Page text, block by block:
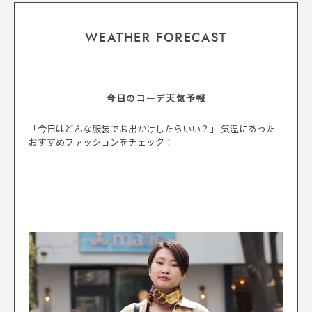
WEATHER FORECAST
今日のコーデ天気予報
「今日はどんな服装でお出かけしたらいい？」 気温にあった
おすすめファッションをチェック！